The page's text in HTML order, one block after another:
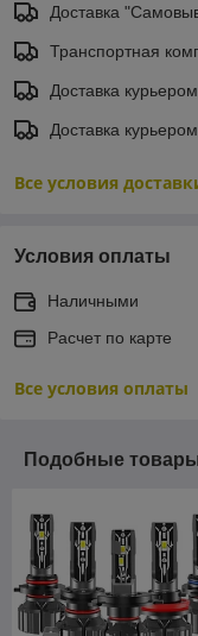
Доставка
Транспортная
Доставка курьером
Доставка
Все условия
Условия оплаты
Наличными
Расчет по карте
Все условия оплаты
Подобные